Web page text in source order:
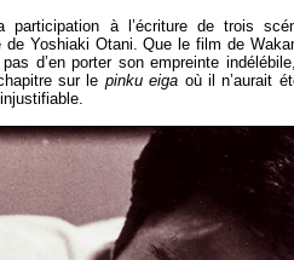
participation à l’écriture de trois
Yoshiaki Otani. Que le film de
d’en porter son empreinte
sur le pinku eiga où il n’aurait